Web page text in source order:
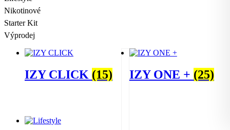
Nikotinové
Starter Kit
Výprodej
IZY CLICK (15) IZY ONE + (25)